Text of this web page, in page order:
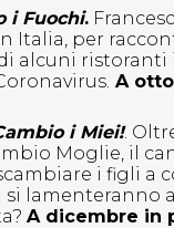
i Fuochi.
Italia, per
alcuni
A
i Miei!.
Moglie, il
i figli a
lamenteranno
A dicembre in